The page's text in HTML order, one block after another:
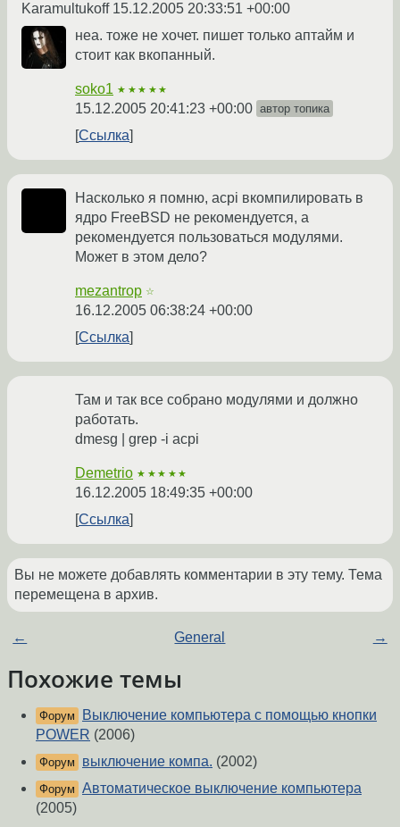
Karamultukoff 15.12.2005 20:33:51 +00:00
неа. тоже не хочет. пишет только аптайм и
стоит как вкопанный.
soko1 ★★★★★
15.12.2005 20:41:23 +00:00 автор топика
Ссылка
Насколько я помню, acpi вкомпилировать в
ядро FreeBSD не рекомендуется, а
рекомендуется пользоваться модулями.
Может в этом дело?
mezantrop ☆
16.12.2005 06:38:24 +00:00
Ссылка
Там и так все собрано модулями и должно
работать.
dmesg | grep -i acpi
Demetrio ★★★★★
16.12.2005 18:49:35 +00:00
Ссылка
Вы не можете добавлять комментарии в эту тему. Тема
перемещена в архив.
← General →
Похожие темы
Форум
Выключение компьютера с помощью кнопки
POWER (2006)
Форум выключение компа. (2002)
Форум Автоматическое выключение компьютера
(2005)